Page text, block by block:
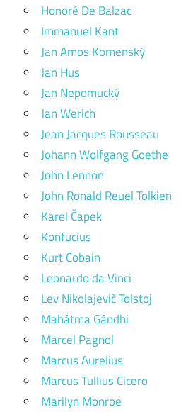
Honoré De Balzac
Immanuel Kant
Jan Amos Komenský
Jan Hus
Jan Nepomucký
Jan Werich
Jean Jacques Rousseau
Johann Wolfgang Goethe
John Lennon
John Ronald Reuel Tolkien
Karel Čapek
Konfucius
Kurt Cobain
Leonardo da Vinci
Lev Nikolajevič Tolstoj
Mahátma Gándhi
Marcel Pagnol
Marcus Aurelius
Marcus Tullius Cicero
Marilyn Monroe